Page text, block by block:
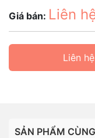
Giá bán: Liên
Liên
SẢN PHẨM